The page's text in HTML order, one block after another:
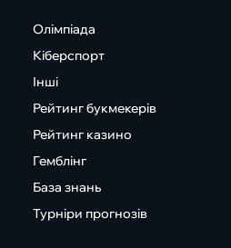
Олімпіада
Кіберспорт
Інші
Рейтинг букмекерів
Рейтинг казино
Гемблінг
База знань
Турніри прогнозів